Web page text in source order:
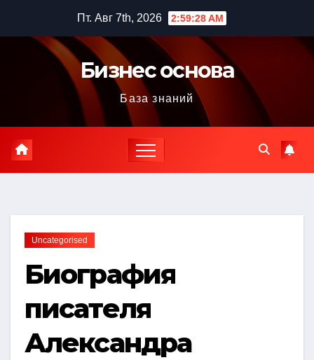
содержимому
Пт. Авг 7th, 2026 2:59:29 AM
Бизнес основа
База знаний
Uncategorised
Биография
писателя
Александра